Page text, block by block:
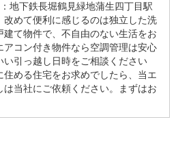
地下鉄長堀鶴見緑地蒲生四丁目駅
改めて便利に感じるのは独立した洗
て物件で、不自由のない生活をお
アコン付き物件なら空調管理は安心
い引っ越し日時をご相談ください
める住宅をお求めでしたら、当エ
は当社にご依頼ください。まずはお